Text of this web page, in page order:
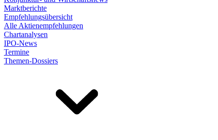
Marktberichte
Empfehlungsübersicht
Alle Aktienempfehlungen
Chartanalysen
IPO-News
Termine
Themen-Dossiers